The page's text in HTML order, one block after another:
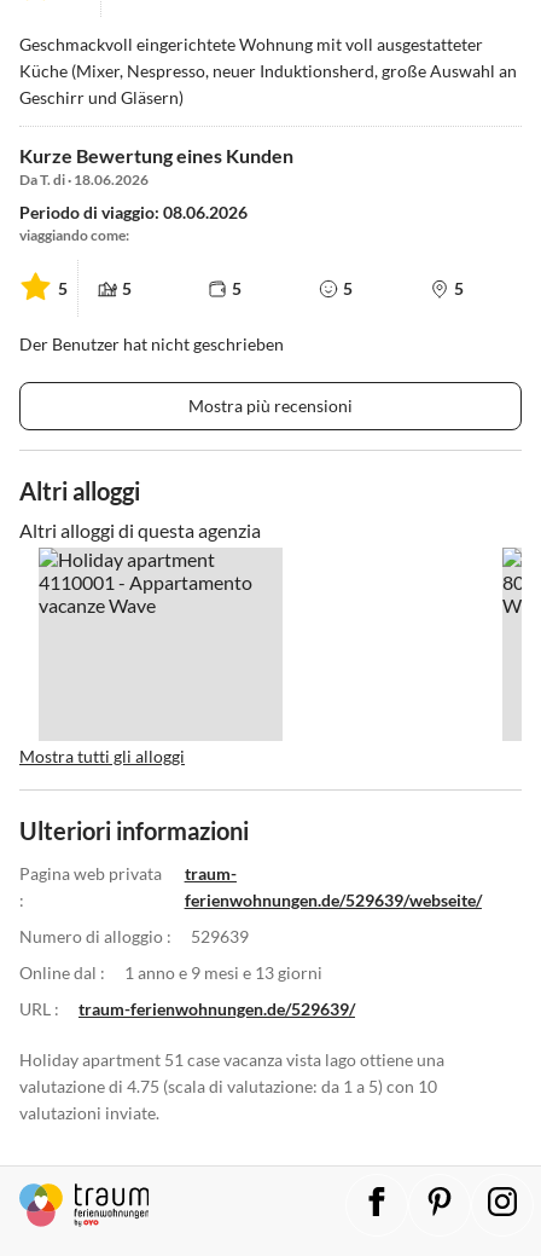
Geschmackvoll eingerichtete Wohnung mit voll ausgestatteter
Küche (Mixer, Nespresso, neuer Induktionsherd, große Auswahl an
Geschirr und Gläsern)
Kurze Bewertung eines Kunden
Da T. di · 18.06.2026
Periodo di viaggio: 08.06.2026
viaggiando come:
5 5 5 5 5
Der Benutzer hat nicht geschrieben
Mostra più recensioni
Altri alloggi
Altri alloggi di questa agenzia
Mostra tutti gli alloggi
Ulteriori informazioni
Pagina web privata
:
traum-
ferienwohnungen.de/529639/webseite/
Numero di alloggio :
529639
Online dal :
1 anno e 9 mesi e 13 giorni
URL :
traum-ferienwohnungen.de/529639/
Holiday apartment 51 case vacanza vista lago ottiene una
valutazione di 4.75 (scala di valutazione: da 1 a 5) con 10
valutazioni inviate.